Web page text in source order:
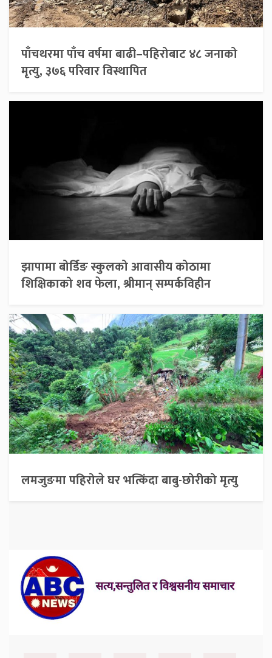
पाँचथरमा पाँच वर्षमा बाढी–पहिरोबाट ४८ जनाको
मृत्यु, ३७६ परिवार विस्थापित
झापामा बोर्डिङ स्कुलको आवासीय कोठामा
शिक्षिकाको शव फेला, श्रीमान् सम्पर्कविहीन
लमजुङमा पहिरोले घर भत्किंदा बाबु-छोरीको मृत्यु